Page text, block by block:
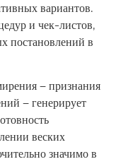
вариантов.
и чек-листов,
постановлений в
– признания
– генерирует
веских
значимо в